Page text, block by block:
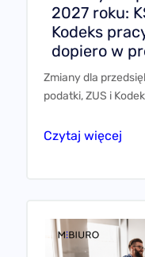
2027 roku:
Kodeks
dopiero w
Zmiany dla
podatki, ZUS i
Czytaj więcej